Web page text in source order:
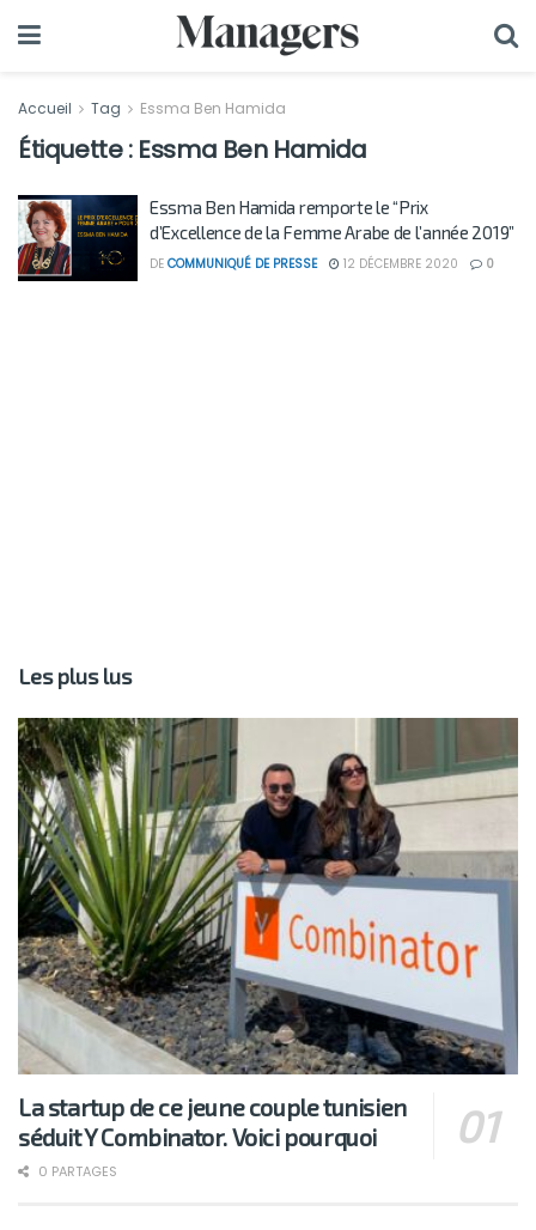
Accueil Tag Essma Ben Hamida
Étiquette : Essma Ben Hamida
Essma Ben Hamida remporte le “Prix
d’Excellence de la Femme Arabe de l’année 2019”
DE COMMUNIQUÉ DE PRESSE 12 DÉCEMBRE 2020 0
Les plus lus
La startup de ce jeune couple tunisien
séduit Y Combinator. Voici pourquoi
0 PARTAGES